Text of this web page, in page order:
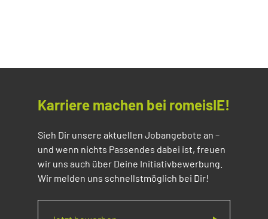
Karriere machen bei romeisIE!
Sieh Dir unsere aktuellen Jobangebote an –
und wenn nichts Passendes dabei ist, freuen
wir uns auch über Deine Initiativbewerbung.
Wir melden uns schnellstmöglich bei Dir!